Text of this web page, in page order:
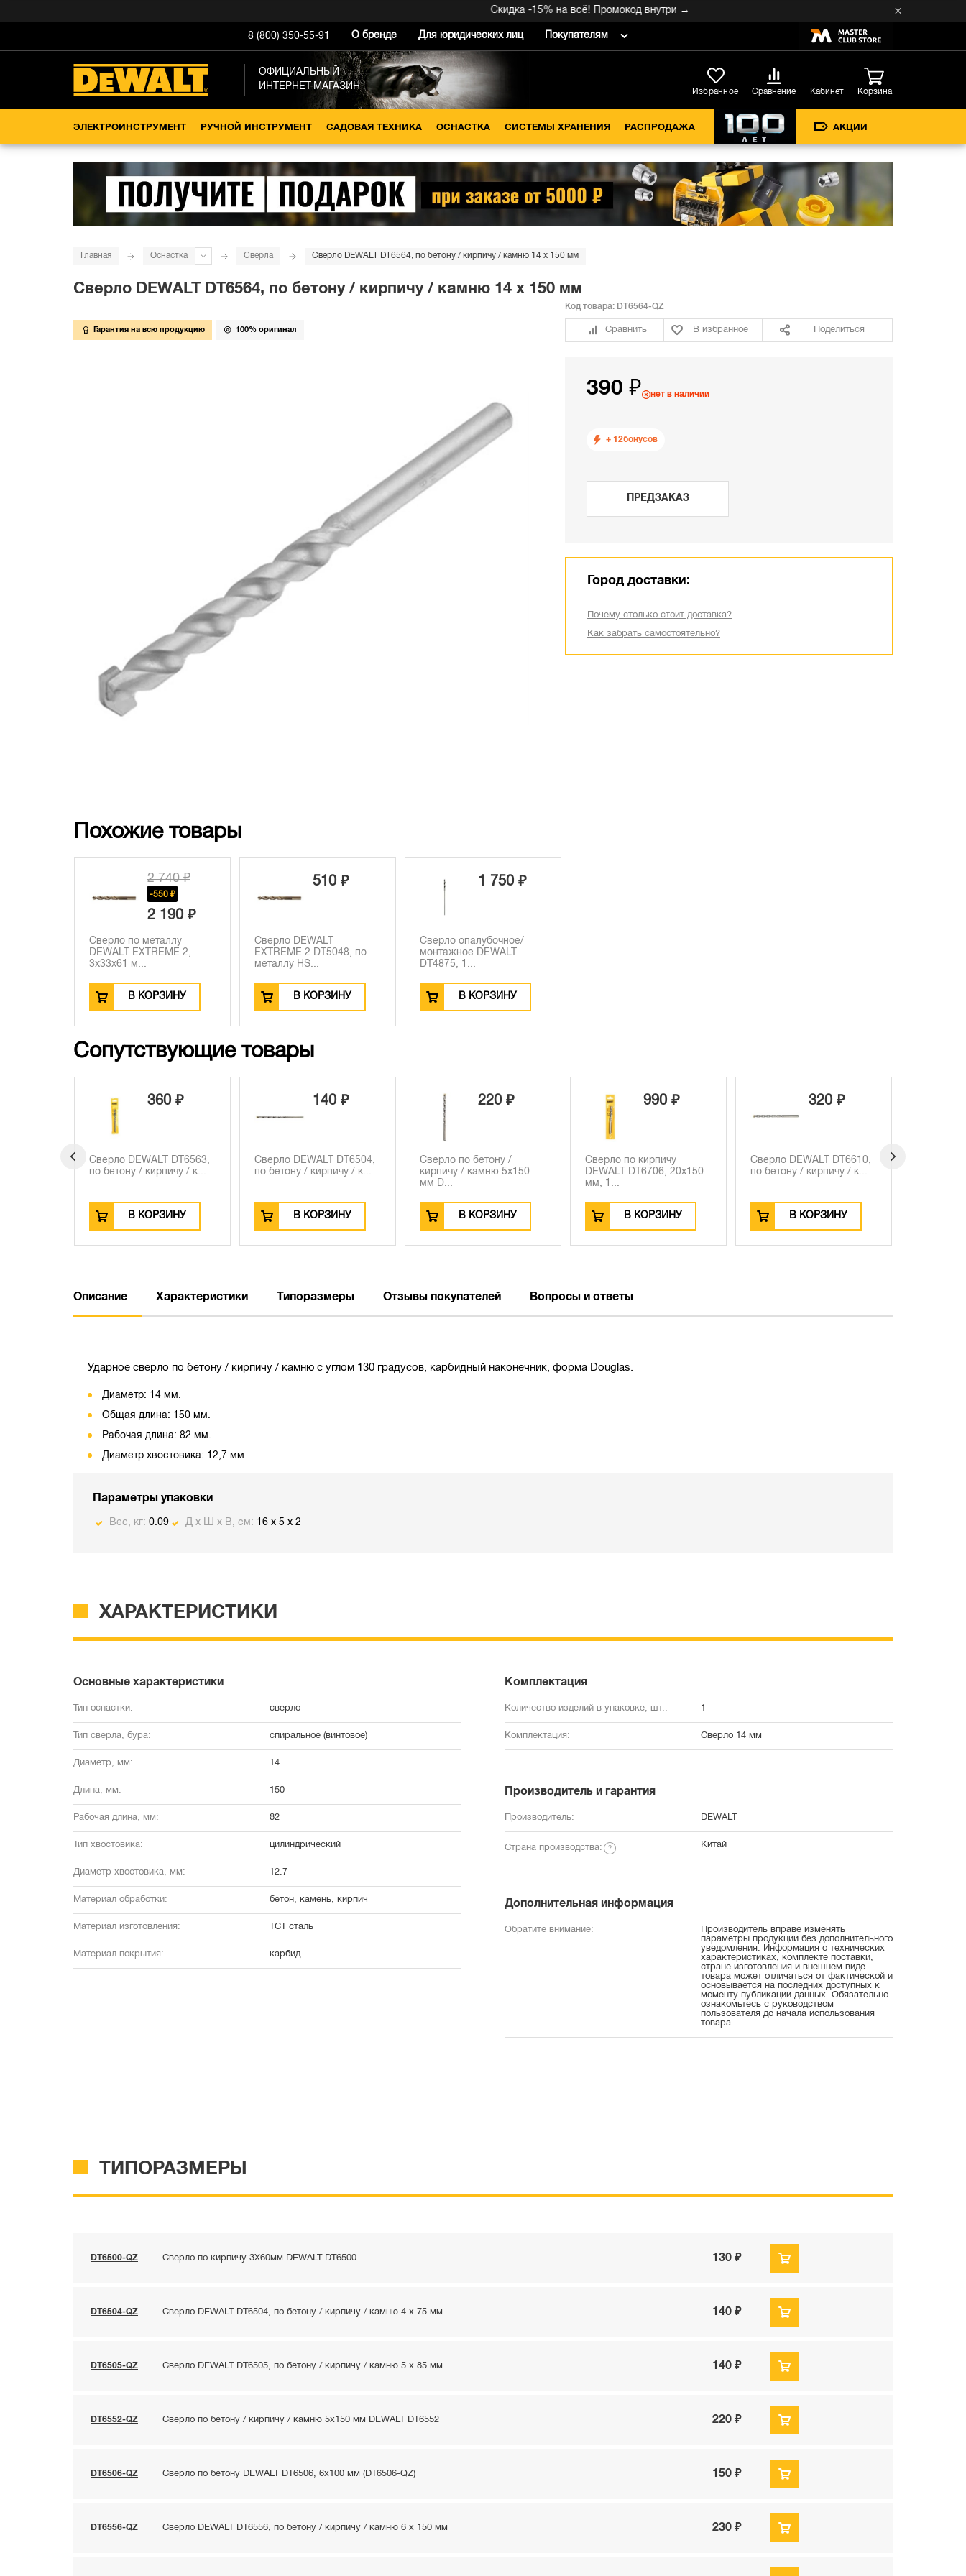
Скидка -15% на всё! Промокод внутри →
8 (800) 350-55-91 О бренде Для юридических лиц Покупателям
ОФИЦИАЛЬНЫЙ
ИНТЕРНЕТ-МАГАЗИН
Избранное Сравнение Кабинет Корзина
ЭЛЕКТРОИНСТРУМЕНТ РУЧНОЙ ИНСТРУМЕНТ САДОВАЯ ТЕХНИКА ОСНАСТКА СИСТЕМЫ ХРАНЕНИЯ РАСПРОДАЖА АКЦИИ
Главная Оснастка Сверла Сверло DEWALT DT6564, по бетону / кирпичу / камню 14 x 150 мм
Сверло DEWALT DT6564, по бетону / кирпичу / камню 14 x 150 мм
Гарантия на всю продукцию 100% оригинал
Код товара: DT6564-QZ
Сравнить В избранное Поделиться
390 ₽ нет в наличии
+ 12бонусов
ПРЕДЗАКАЗ
Город доставки:
Почему столько стоит доставка?
Как забрать самостоятельно?
Похожие товары
2 740 ₽
-550 ₽
2 190 ₽
Сверло по металлу
DEWALT EXTREME 2,
3x33x61 м...
В КОРЗИНУ
510 ₽
Сверло DEWALT
EXTREME 2 DT5048, по
металлу HS...
В КОРЗИНУ
1 750 ₽
Сверло опалубочное/
монтажное DEWALT
DT4875, 1...
В КОРЗИНУ
Сопутствующие товары
140 ₽
Сверло DEWALT DT6504,
по бетону / кирпичу / к...
В КОРЗИНУ
220 ₽
Сверло по бетону /
кирпичу / камню 5х150
В КОРЗИНУ
990 ₽
Сверло по кирпичу
DEWALT DT6706, 20x150
мм, 1...
В КОРЗИНУ
320 ₽
Сверло DEWALT DT6610,
по бетону / кирпичу / к...
В КОРЗИНУ
260 ₽
Сверло DEWALT
EXTREME DT6671, по
В КОРЗИНУ
Описание Характеристики Типоразмеры Отзывы покупателей Вопросы и ответы
Ударное сверло по бетону / кирпичу / камню с углом 130 градусов, карбидный наконечник, форма Douglas.
Диаметр: 14 мм.
Общая длина: 150 мм.
Рабочая длина: 82 мм.
Диаметр хвостовика: 12,7 мм
Параметры упаковки
Вес, кг: 0.09 Д х Ш х В, см: 16 x 5 x 2
ХАРАКТЕРИСТИКИ
Основные характеристики
Тип оснастки: сверло
Тип сверла, бура: спиральное (винтовое)
Диаметр, мм: 14
Длина, мм: 150
Рабочая длина, мм: 82
Тип хвостовика: цилиндрический
Диаметр хвостовика, мм: 12.7
Материал обработки: бетон, камень, кирпич
Материал изготовления: TCT сталь
Материал покрытия: карбид
Комплектация
Количество изделий в упаковке, шт.: 1
Комплектация: Сверло 14 мм
Производитель и гарантия
Производитель: DEWALT
Страна производства: Китай
Дополнительная информация
Обратите внимание:
Производитель вправе изменять
параметры продукции без дополнительного
уведомления. Информация о технических
характеристиках, комплекте поставки,
стране изготовления и внешнем виде
товара может отличаться от фактической и
основывается на последних доступных к
моменту публикации данных. Обязательно
ознакомьтесь с руководством
пользователя до начала использования
товара.
ТИПОРАЗМЕРЫ
DT6500-QZ Сверло по кирпичу 3Х60мм DEWALT DT6500 130 ₽
DT6504-QZ Сверло DEWALT DT6504, по бетону / кирпичу / камню 4 x 75 мм 140 ₽
DT6505-QZ Сверло DEWALT DT6505, по бетону / кирпичу / камню 5 x 85 мм 140 ₽
DT6552-QZ Сверло по бетону / кирпичу / камню 5х150 мм DEWALT DT6552 220 ₽
DT6506-QZ Сверло по бетону DEWALT DT6506, 6x100 мм (DT6506-QZ) 150 ₽
DT6556-QZ Сверло DEWALT DT6556, по бетону / кирпичу / камню 6 x 150 мм 230 ₽